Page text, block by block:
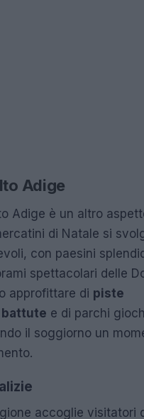
Adige
Adige è un altro
di Natale si
con paesini
spettacolari delle
approfittare di piste
e di parchi
il soggiorno un
accoglie visitatori